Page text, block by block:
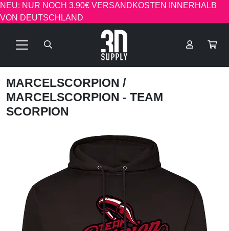
NEU: NUR NOCH 3.90€ VERSANDKOSTEN INNERHALB
VON DEUTSCHLAND
MARCELSCORPION /
MARCELSCORPION - TEAM
SCORPION